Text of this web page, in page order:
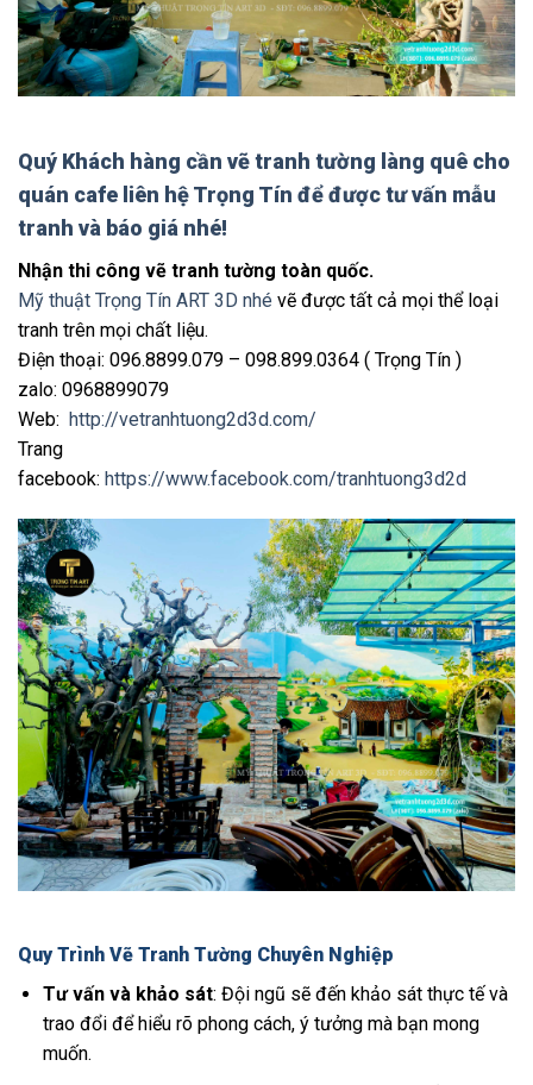
Quý Khách hàng cần vẽ tranh tường làng quê cho
quán cafe liên hệ Trọng Tín để được tư vấn mẫu
tranh và báo giá nhé!
Nhận thi công vẽ tranh tường toàn quốc.
Mỹ thuật Trọng Tín ART 3D nhé vẽ được tất cả mọi thể loại
tranh trên mọi chất liệu.
Điện thoại: 096.8899.079 – 098.899.0364 ( Trọng Tín )
zalo: 0968899079
Web: http://vetranhtuong2d3d.com/
Trang
facebook: https://www.facebook.com/tranhtuong3d2d
Quy Trình Vẽ Tranh Tường Chuyên Nghiệp
Tư vấn và khảo sát: Đội ngũ sẽ đến khảo sát thực tế và
trao đổi để hiểu rõ phong cách, ý tưởng mà bạn mong
muốn.